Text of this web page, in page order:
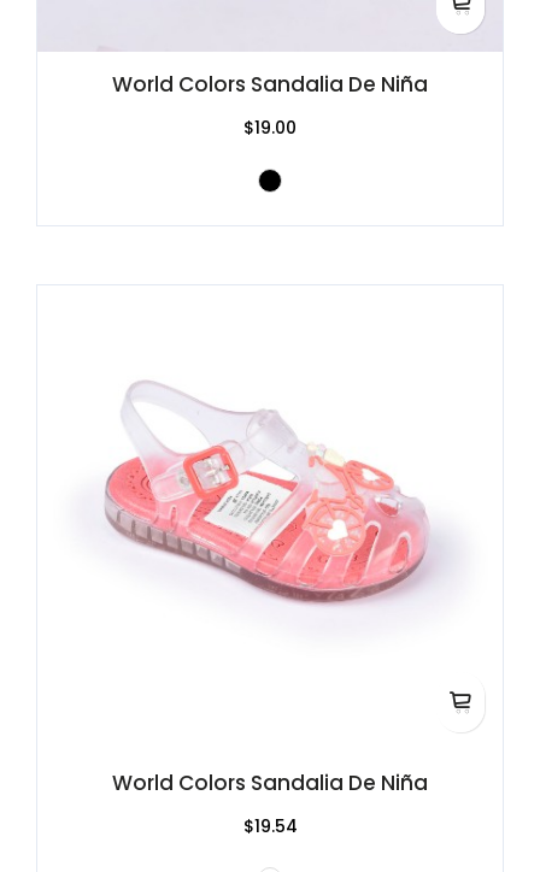
World Colors Sandalia De Niña
$19.00
World Colors Sandalia De Niña
$19.54